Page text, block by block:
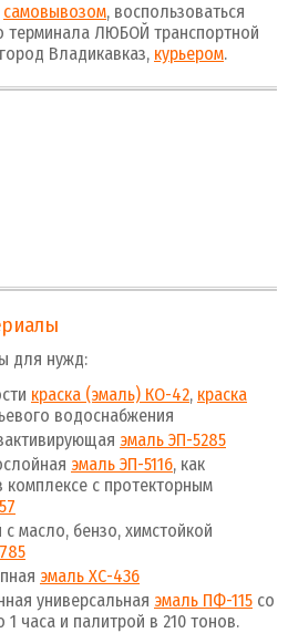
самовывозом, воспользоваться
терминала ЛЮБОЙ транспортной
Владикавказ, курьером.
для нужд:
краска (эмаль) КО-42, краска
водоснабжения
эмаль ЭП-5285
эмаль ЭП-5116, как
комплексе с протекторным
масло, бензо, химстойкой
эмаль ХС-436
универсальная эмаль ПФ-115 со
часа и палитрой в 210 тонов.